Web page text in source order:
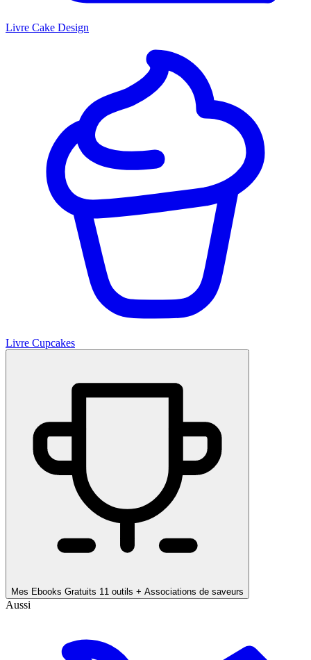
Livre Cake Design
Livre Cupcakes
Mes Ebooks Gratuits 11 outils + Associations de saveurs
Aussi